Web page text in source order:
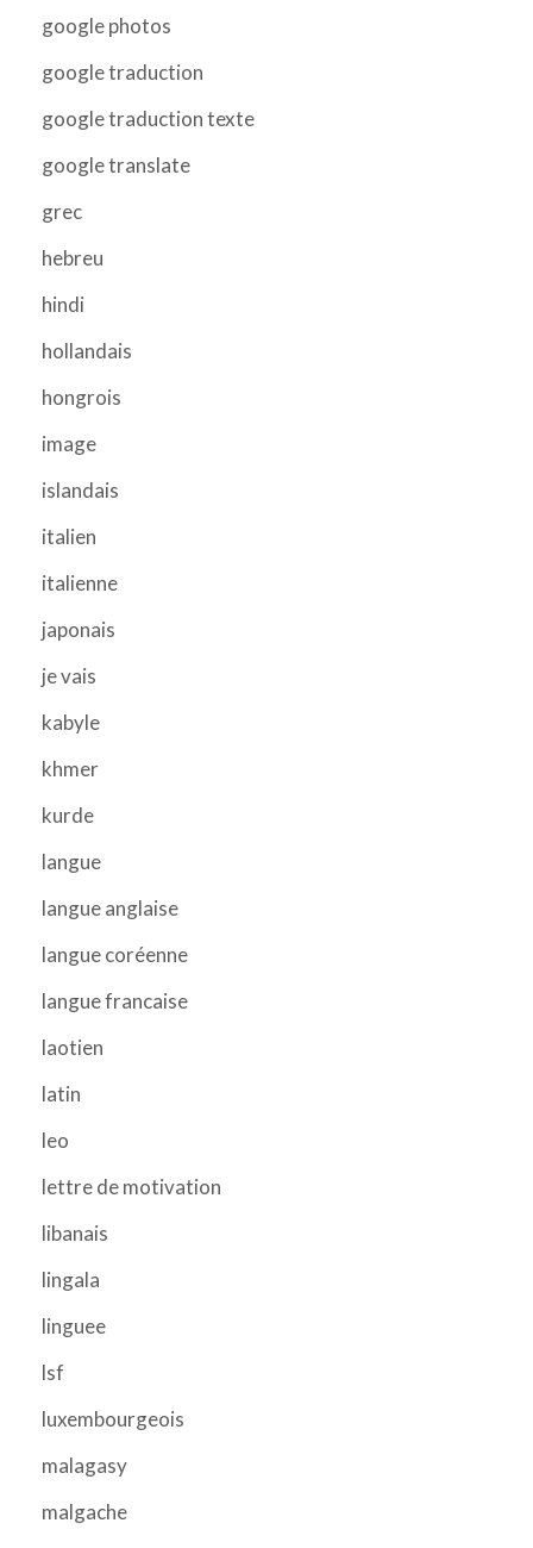
google photos
google traduction
google traduction texte
google translate
grec
hebreu
hindi
hollandais
hongrois
image
islandais
italien
italienne
japonais
je vais
kabyle
khmer
kurde
langue
langue anglaise
langue coréenne
langue francaise
laotien
latin
leo
lettre de motivation
libanais
lingala
linguee
lsf
luxembourgeois
malagasy
malgache